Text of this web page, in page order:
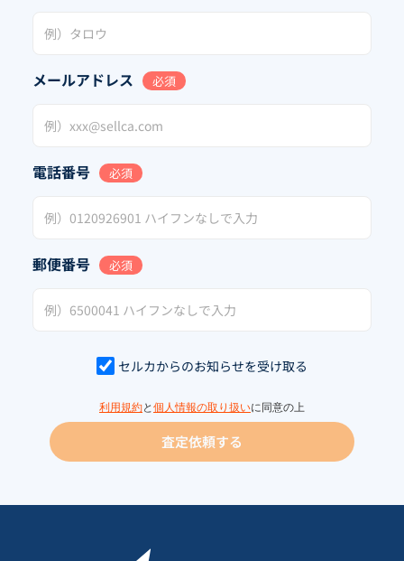
メールアドレス 必須
電話番号 必須
郵便番号 必須
セルカからのお知らせを受け取る
利用規約と 個人情報の取り扱いに同意の上
査定依頼する